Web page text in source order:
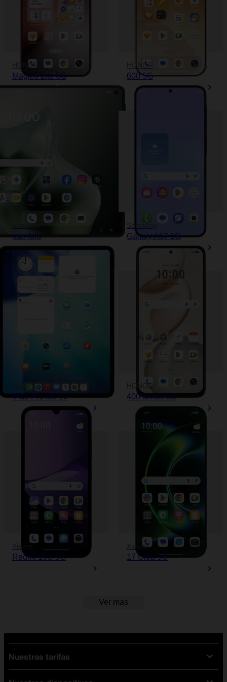
HONOR
Magic8 Lite 5G
HONOR
600 5G
Motorola
razr fold Galaxy A57 5G
Apple
iPad Pro M5 13
HONOR
400 Smart 5G
Xiaomi
Redmi 15C 5G
Xiaomi
17 Ultra 5G
Ver mas
Nuestras tarifas